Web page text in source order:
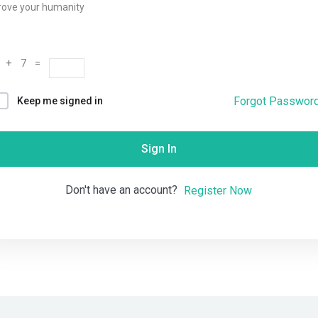
your humanity
+ 7 =
Keep me signed in Forgot
Sign In
Don't have an account? Register Now